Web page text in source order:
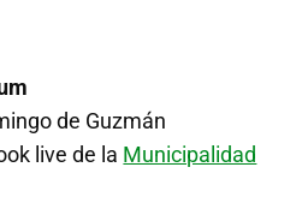
de Guzmán
live de la Municipalidad